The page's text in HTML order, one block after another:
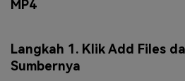
MP4
Langkah 1. Klik Add Files
Sumbernya